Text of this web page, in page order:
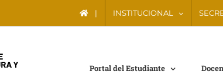
| INSTITUCIONAL
Portal del Estudiante